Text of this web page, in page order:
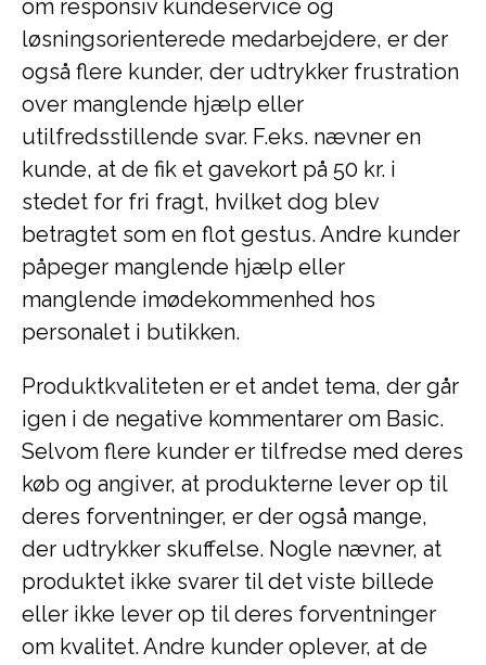
om responsiv kundeservice og
løsningsorienterede medarbejdere, er der
også flere kunder, der udtrykker frustration
over manglende hjælp eller
utilfredsstillende svar. F.eks. nævner en
kunde, at de fik et gavekort på 50 kr. i
stedet for fri fragt, hvilket dog blev
betragtet som en flot gestus. Andre kunder
påpeger manglende hjælp eller
manglende imødekommenhed hos
personalet i butikken.
Produktkvaliteten er et andet tema, der går
igen i de negative kommentarer om Basic.
Selvom flere kunder er tilfredse med deres
køb og angiver, at produkterne lever op til
deres forventninger, er der også mange,
der udtrykker skuffelse. Nogle nævner, at
produktet ikke svarer til det viste billede
eller ikke lever op til deres forventninger
om kvalitet. Andre kunder oplever, at de